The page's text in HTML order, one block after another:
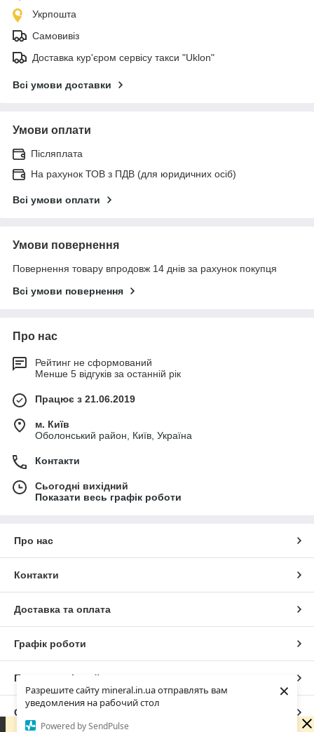
Разрешите сайту mineral.in.ua отправлять вам
уведомления на рабочий стол
Powered by SendPulse
×
Укрпошта
Самовивіз
Доставка кур'єром сервісу такси "Uklon"
Всі умови доставки
Умови оплати
Післяплата
На рахунок ТОВ з ПДВ (для юридичних осіб)
Всі умови оплати
Умови повернення
Повернення товару впродовж 14 днів за рахунок покупця
Всі умови повернення
Про нас
Рейтинг не сформований
Менше 5 відгуків за останній рік
Працює з 21.06.2019
м. Київ
Оболонський район, Київ, Україна
Контакти
Сьогодні вихідний
Показати весь графік роботи
Про нас
Контакти
Доставка та оплата
Графік роботи
Повна версія сайту
Сайт створено на маркетплейсі
Зараз у компанії неробочий час. Замовлення та